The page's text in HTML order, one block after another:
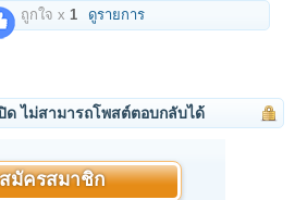
ถูกใจ x1 ดูรายการ
ด ไม่สามารถโพสต์ตอบกลับได้
มัครสมาชิก